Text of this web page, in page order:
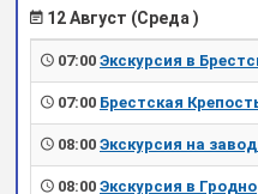
12 Август (Среда )
07:00 Экскурсия в
07:00 Брестская
08:00 Экскурсия на
08:00 Экскурсия в Гродно